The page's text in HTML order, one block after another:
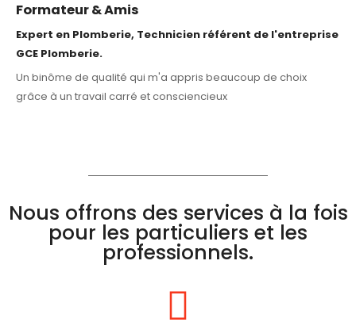
Formateur & Amis
Expert en Plomberie, Technicien référent de l'entreprise
GCE Plomberie.
Un binôme de qualité qui m'a appris beaucoup de choix
grâce à un travail carré et consciencieux
Nous offrons des services à la fois
pour les particuliers et les
professionnels.